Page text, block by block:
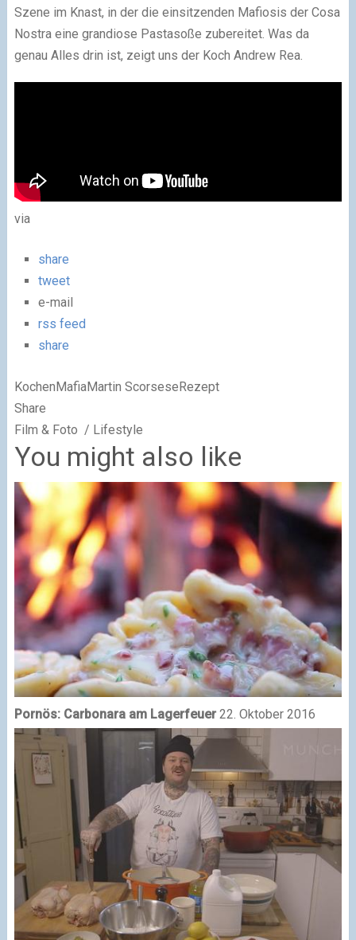
Szene im Knast, in der die einsitzenden Mafiosis der Cosa
Nostra eine grandiose Pastasoße zubereitet. Was da
genau Alles drin ist, zeigt uns der Koch Andrew Rea.
via
share
tweet
e-mail
rss feed
share
KochenMafiaMartin ScorseseRezept
Share
Film & Foto / Lifestyle
You might also like
Pornös: Carbonara am Lagerfeuer22. Oktober 2016